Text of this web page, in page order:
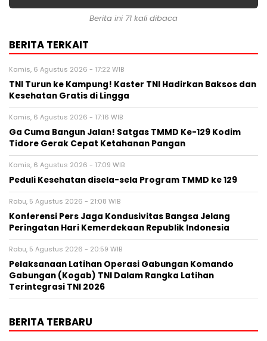
Berita ini 71 kali dibaca
BERITA TERKAIT
Kamis, 6 Agustus 2026 - 17:22 WIB
TNI Turun ke Kampung! Kaster TNI Hadirkan Baksos dan
Kesehatan Gratis di Lingga
Kamis, 6 Agustus 2026 - 17:16 WIB
Ga Cuma Bangun Jalan! Satgas TMMD Ke-129 Kodim
Tidore Gerak Cepat Ketahanan Pangan
Kamis, 6 Agustus 2026 - 17:09 WIB
Peduli Kesehatan disela-sela Program TMMD ke 129
Rabu, 5 Agustus 2026 - 21:08 WIB
Konferensi Pers Jaga Kondusivitas Bangsa Jelang
Peringatan Hari Kemerdekaan Republik Indonesia
Rabu, 5 Agustus 2026 - 20:59 WIB
Pelaksanaan Latihan Operasi Gabungan Komando
Gabungan (Kogab) TNI Dalam Rangka Latihan
Terintegrasi TNI 2026
BERITA TERBARU